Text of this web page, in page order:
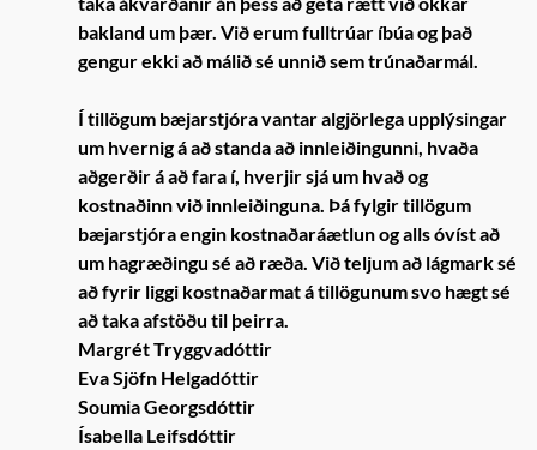
bakland um þær. Við erum fulltrúar íbúa og það
gengur ekki að málið sé unnið sem trúnaðarmál.
Í tillögum bæjarstjóra vantar algjörlega upplýsingar
um hvernig á að standa að innleiðingunni, hvaða
aðgerðir á að fara í, hverjir sjá um hvað og
kostnaðinn við innleiðinguna. Þá fylgir tillögum
bæjarstjóra engin kostnaðaráætlun og alls óvíst að
um hagræðingu sé að ræða. Við teljum að lágmark sé
að fyrir liggi kostnaðarmat á tillögunum svo hægt sé
að taka afstöðu til þeirra.
Margrét Tryggvadóttir
Eva Sjöfn Helgadóttir
Soumia Georgsdóttir
Ísabella Leifsdóttir